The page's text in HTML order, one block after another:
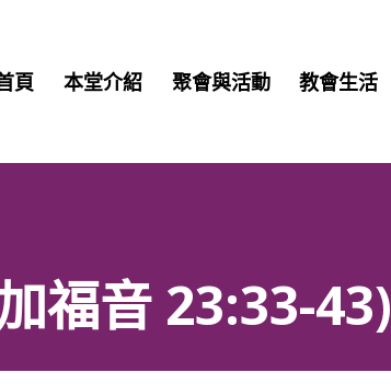
頁 本堂介紹 聚會與活動 教會生活
福音 23:33-43)